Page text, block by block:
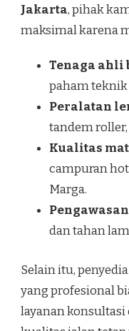
Jakarta, pihak
maksimal karena
Tenaga ahli
paham teknik
Peralatan
tandem
Kualitas
campuran
Marga.
dan tahan
Selain itu, penyedia
yang profesional
layanan konsultasi